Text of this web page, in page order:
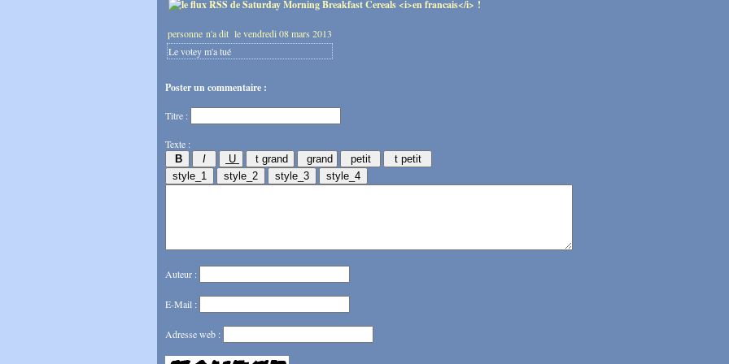
personne n'a dit le vendredi 08 mars 2013
Le votey m'a tué
Poster un commentaire :
Titre :
Texte :
Auteur :
E-Mail :
Adresse web :